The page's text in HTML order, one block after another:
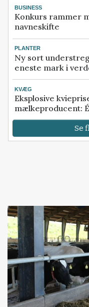
BUSINESS
Konkurs rammer
navneskifte
PLANTER
Ny sort
eneste mark i
KVÆG
Eksplosive
mælkeproducent:
Se